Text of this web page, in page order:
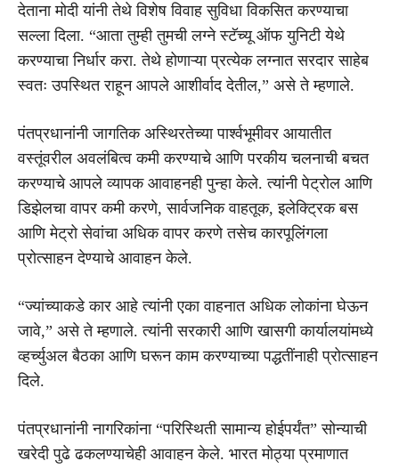
देताना मोदी यांनी तेथे विशेष विवाह सुविधा विकसित करण्याचा
सल्ला दिला. “आता तुम्ही तुमची लग्ने स्टॅच्यू ऑफ युनिटी येथे
करण्याचा निर्धार करा. तेथे होणाऱ्या प्रत्येक लग्नात सरदार साहेब
स्वतः उपस्थित राहून आपले आशीर्वाद देतील,” असे ते म्हणाले.
पंतप्रधानांनी जागतिक अस्थिरतेच्या पार्श्वभूमीवर आयातीत
वस्तूंवरील अवलंबित्व कमी करण्याचे आणि परकीय चलनाची बचत
करण्याचे आपले व्यापक आवाहनही पुन्हा केले. त्यांनी पेट्रोल आणि
डिझेलचा वापर कमी करणे, सार्वजनिक वाहतूक, इलेक्ट्रिक बस
आणि मेट्रो सेवांचा अधिक वापर करणे तसेच कारपूलिंगला
प्रोत्साहन देण्याचे आवाहन केले.
“ज्यांच्याकडे कार आहे त्यांनी एका वाहनात अधिक लोकांना घेऊन
जावे,” असे ते म्हणाले. त्यांनी सरकारी आणि खासगी कार्यालयांमध्ये
व्हर्च्युअल बैठका आणि घरून काम करण्याच्या पद्धतींनाही प्रोत्साहन
दिले.
पंतप्रधानांनी नागरिकांना “परिस्थिती सामान्य होईपर्यंत” सोन्याची
खरेदी पुढे ढकलण्याचेही आवाहन केले. भारत मोठ्या प्रमाणात